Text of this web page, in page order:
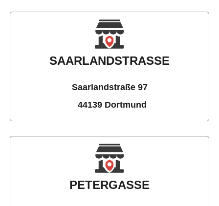
SAARLANDSTRASSE
Saarlandstraße 97
44139 Dortmund
PETERGASSE